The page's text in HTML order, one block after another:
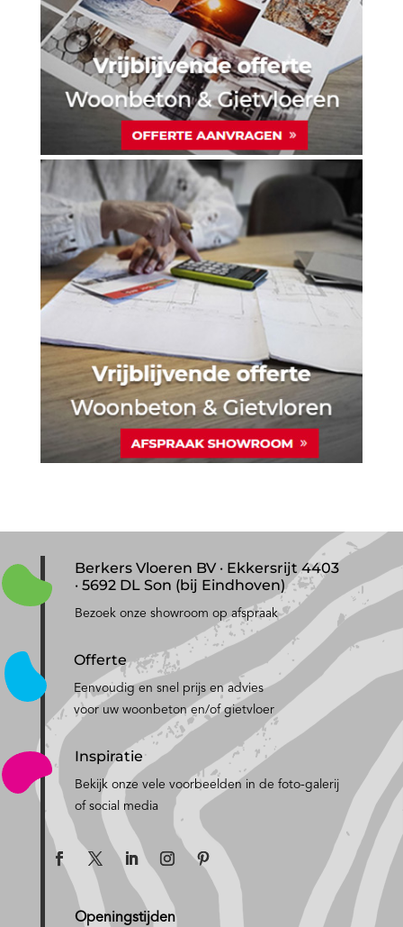
Berkers Vloeren BV · Ekkersrijt 4403
· 5692 DL Son (bij Eindhoven)
Bezoek onze showroom op afspraak
Offerte
Eenvoudig en snel prijs en advies
voor uw woonbeton en/of gietvloer
Inspiratie
Bekijk onze vele voorbeelden in de foto-galerij
of social media
Openingstijden